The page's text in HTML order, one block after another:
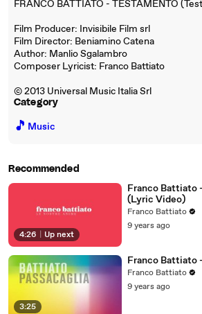
FRANCO BATTIATO - TESTAMENTO
Film Producer: Invisibile Film srl
Film Director: Beniamino Catena
Author: Manlio Sgalambro
Composer Lyricist: Franco Battiato
© 2013 Universal Music Italia Srl
Category
🎵 Music
Recommended
4:26 Up next
Franco Battiato
(Lyric Video)
Franco Battiato
9 years ago
3:25
Franco Battiato
Franco Battiato
9 years ago